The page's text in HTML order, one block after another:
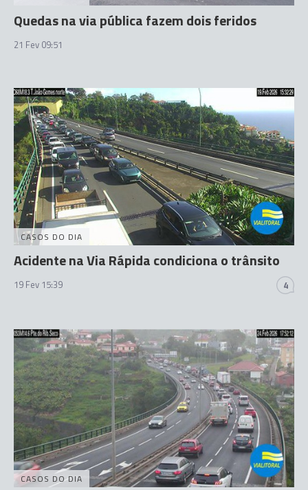
Quedas na via pública fazem dois feridos
21 Fev 09:51
CASOS DO DIA
Acidente na Via Rápida condiciona o trânsito
19 Fev 15:39 4
CASOS DO DIA